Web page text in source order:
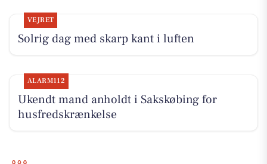
VEJRET
Solrig dag med skarp kant i luften
ALARM112
Ukendt mand anholdt i Sakskøbing for
husfredskrænkelse